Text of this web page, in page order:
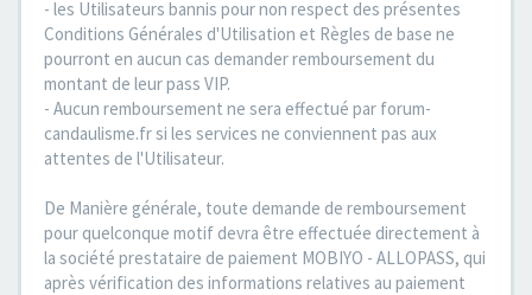
- les Utilisateurs bannis pour non respect des présentes
Conditions Générales d'Utilisation et Règles de base ne
pourront en aucun cas demander remboursement du
montant de leur pass VIP.
- Aucun remboursement ne sera effectué par forum-
candaulisme.fr si les services ne conviennent pas aux
attentes de l'Utilisateur.
De Manière générale, toute demande de remboursement
pour quelconque motif devra être effectuée directement à
la société prestataire de paiement MOBIYO - ALLOPASS, qui
après vérification des informations relatives au paiement